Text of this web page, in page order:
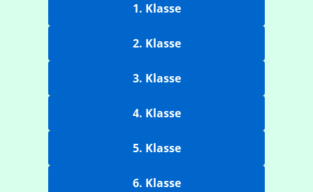
1. Klasse
2. Klasse
3. Klasse
4. Klasse
5. Klasse
6. Klasse